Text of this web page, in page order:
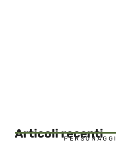
Articoli recenti
PERSONAGGI